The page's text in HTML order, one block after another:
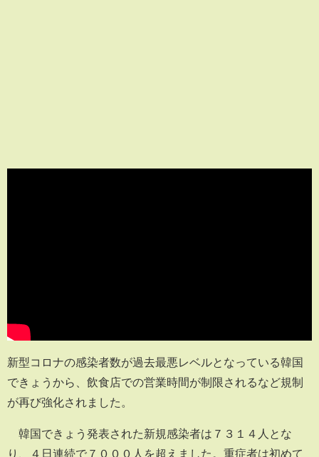
新型コロナの感染者数が過去最悪レベルとなっている韓国
できょうから、飲食店での営業時間が制限されるなど規制
が再び強化されました。
韓国できょう発表された新規感染者は７３１４人とな
り、４日連続で７０００人を超えました。重症者は初めて